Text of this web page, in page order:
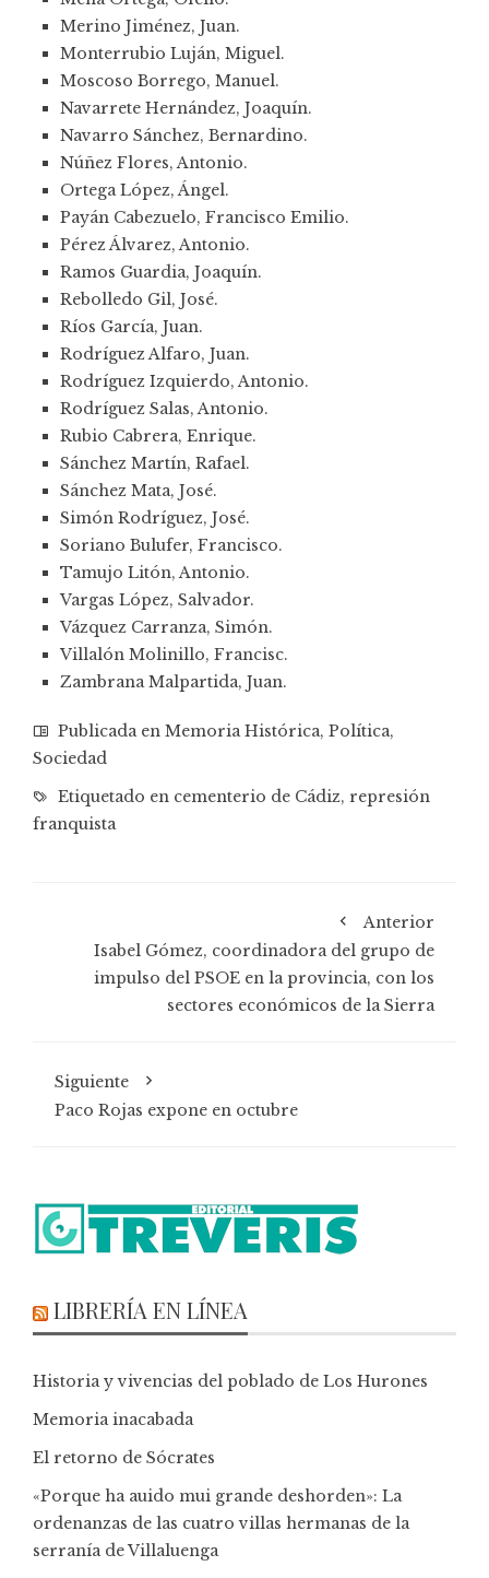
Merino Jiménez, Juan.
Monterrubio Luján, Miguel.
Moscoso Borrego, Manuel.
Navarrete Hernández, Joaquín.
Navarro Sánchez, Bernardino.
Núñez Flores, Antonio.
Ortega López, Ángel.
Payán Cabezuelo, Francisco Emilio.
Pérez Álvarez, Antonio.
Ramos Guardia, Joaquín.
Rebolledo Gil, José.
Ríos García, Juan.
Rodríguez Alfaro, Juan.
Rodríguez Izquierdo, Antonio.
Rodríguez Salas, Antonio.
Rubio Cabrera, Enrique.
Sánchez Martín, Rafael.
Sánchez Mata, José.
Simón Rodríguez, José.
Soriano Bulufer, Francisco.
Tamujo Litón, Antonio.
Vargas López, Salvador.
Vázquez Carranza, Simón.
Villalón Molinillo, Francisc.
Zambrana Malpartida, Juan.
Publicada en Memoria Histórica, Política,
Sociedad
Etiquetado en cementerio de Cádiz, represión
franquista
Anterior
Isabel Gómez, coordinadora del grupo de
impulso del PSOE en la provincia, con los
sectores económicos de la Sierra
Siguiente
Paco Rojas expone en octubre
LIBRERÍA EN LÍNEA
Historia y vivencias del poblado de Los Hurones
Memoria inacabada
El retorno de Sócrates
«Porque ha auido mui grande deshorden»: La
ordenanzas de las cuatro villas hermanas de la
serranía de Villaluenga